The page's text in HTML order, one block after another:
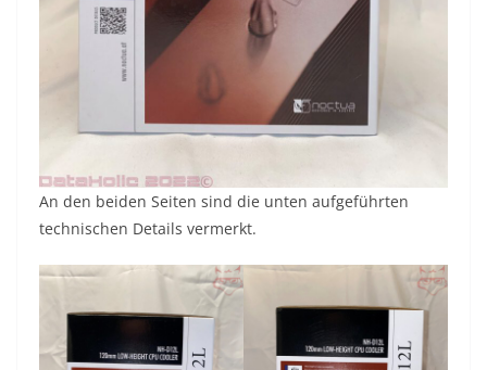
An den beiden Seiten sind die unten aufgeführten
technischen Details vermerkt.